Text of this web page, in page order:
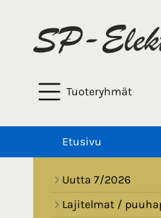
Tuoteryhmät
Etusivu
Uutta 7/2026
Lajitelmat /